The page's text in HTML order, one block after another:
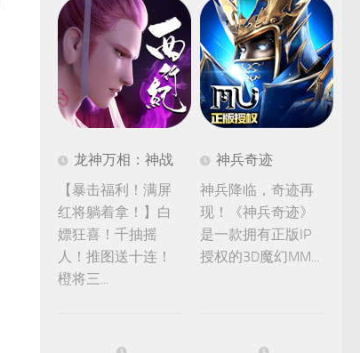
龙神万相：神战
【暴击福利！满屏
红将躺着拿！】白
嫖狂喜！千抽摇
人！推图送十连！
橙将三...
神兵奇迹
神兵降临，奇迹再
现！《神兵奇迹》
是一款拥有正版IP
授权的3D魔幻MM...